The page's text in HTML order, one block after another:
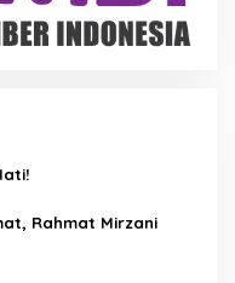
Rahmat Mirzani